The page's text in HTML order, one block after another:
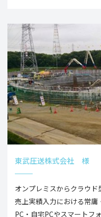
東武圧送株式会社 様
オンプレミスからクラウド
売上実績入力における常
PC・自宅PCやスマートフ